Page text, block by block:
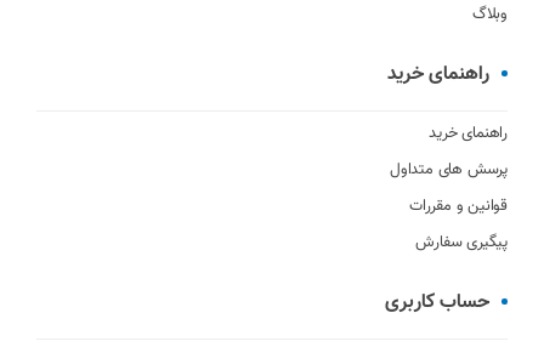
وبلاگ
راهنمای خرید
راهنمای خرید
پرسش های متداول
قوانین و مقررات
پیگیری سفارش
حساب کاربری